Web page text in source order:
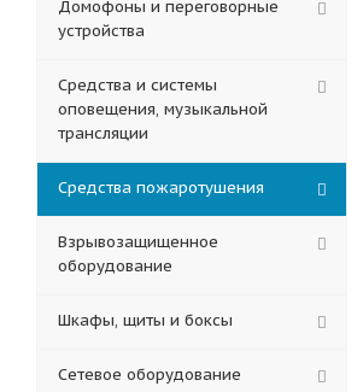
Домофоны и переговорные
устройства
Средства и системы
оповещения, музыкальной
трансляции
Средства пожаротушения
Взрывозащищенное
оборудование
Шкафы, щиты и боксы
Сетевое оборудование